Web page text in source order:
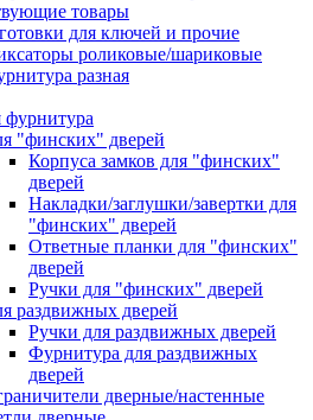
товары
для ключей и прочие
роликовые/шариковые
разная
фурнитура
"финских" дверей
Корпуса замков для "финских"
дверей
Накладки/заглушки/завертки для
"финских" дверей
Ответные планки для "финских"
дверей
Ручки для "финских" дверей
раздвижных дверей
Ручки для раздвижных дверей
Фурнитура для раздвижных
дверей
дверные/настенные